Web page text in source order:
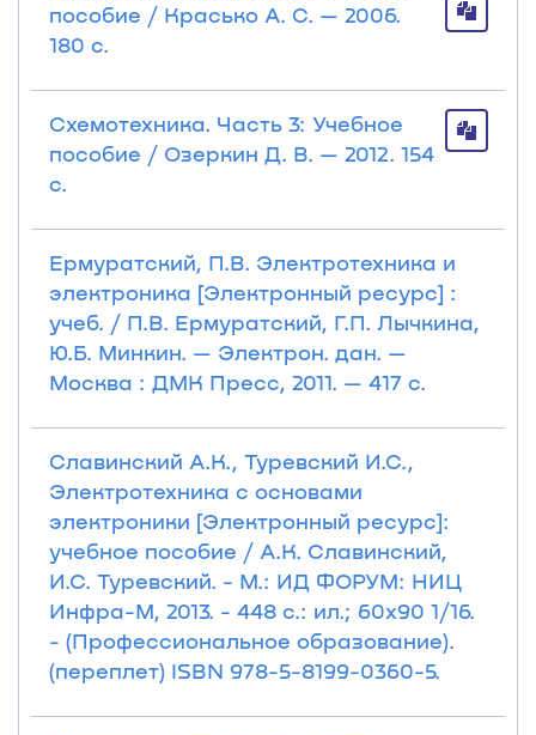
пособие / Красько А. С. — 2006.
180 с.
Схемотехника. Часть 3: Учебное
пособие / Озеркин Д. В. — 2012. 154
с.
Ермуратский, П.В. Электротехника и
электроника [Электронный ресурс] :
учеб. / П.В. Ермуратский, Г.П. Лычкина,
Ю.Б. Минкин. — Электрон. дан. —
Москва : ДМК Пресс, 2011. — 417 с.
Славинский А.К., Туревский И.С.,
Электротехника с основами
электроники [Электронный ресурс]:
учебное пособие / А.К. Славинский,
И.С. Туревский. - М.: ИД ФОРУМ: НИЦ
Инфра-М, 2013. - 448 с.: ил.; 60x90 1/16.
- (Профессиональное образование).
(переплет) ISBN 978-5-8199-0360-5.